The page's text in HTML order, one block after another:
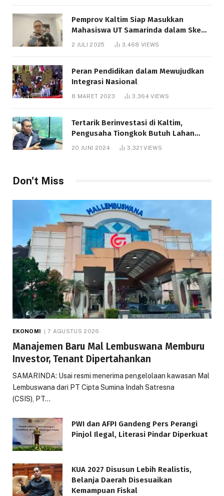
Pemprov Kaltim Siap Masukkan
Mahasiswa UT Samarinda dalam Skema
Bantuan Pendidikan Gratispol
2 JULI 2025 3,468 VIEWS
Peran Pendidikan dalam Mewujudkan
Integrasi Nasional
8 MARET 2023 3,364VIEWS
Tertarik Berinvestasi di Kaltim,
Pengusaha Tiongkok Butuh Lahan
1.000 Hektare
20 JUNI 2024 3,321VIEWS
Don't Miss
EKONOMI 7 AGUSTUS 2026
Manajemen Baru Mal Lembuswana Memburu
Investor, Tenant Dipertahankan
SAMARINDA: Usai resmi menerima pengelolaan kawasan Mal
Lembuswana dari PT Cipta Sumina Indah Satresna
(CSIS), PT…
PWI dan AFPI Gandeng Pers Perangi
Pinjol Ilegal, Literasi Pindar Diperkuat
KUA 2027 Disusun Lebih Realistis,
Belanja Daerah Disesuaikan
Kemampuan Fiskal